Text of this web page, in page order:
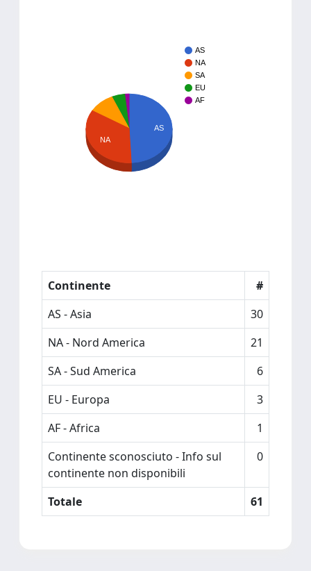
AS
NA
SA
EU
AF
AS
NA
Continente
#
AS - Asia
30
NA - Nord America
21
SA - Sud America
6
EU - Europa
3
AF - Africa
1
Continente sconosciuto - Info sul
continente non disponibili
0
Totale 61